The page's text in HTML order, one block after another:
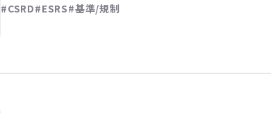
CSRD ESRS 基準/規制